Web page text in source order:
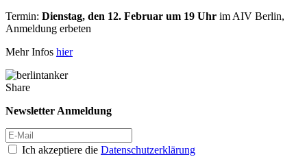
Termin: Dienstag, den 12. Februar um 19 Uhr im AIV Berlin,
Anmeldung erbeten
Mehr Infos hier
Share
Newsletter Anmeldung
Ich akzeptiere die Datenschutzerklärung